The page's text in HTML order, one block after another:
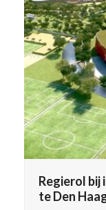
Regierol
te Den